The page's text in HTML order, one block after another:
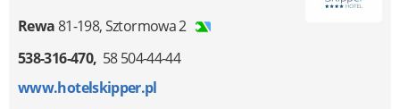
Rewa81-198,Sztormowa 2
538-316-470 58 504-44-44
www.hotelskipper.pl